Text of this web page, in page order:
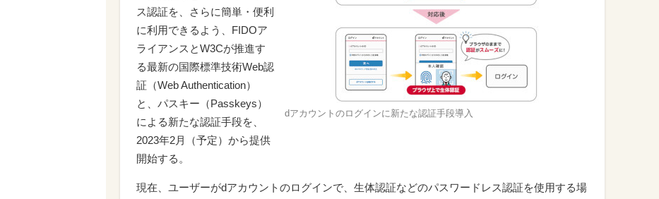
dアカウントのログインに新たな認証手段導入
ス認証を、さらに簡単・便利
に利用できるよう、FIDOア
ライアンスとW3Cが推進す
る最新の国際標準技術Web認
証（Web Authentication）
と、パスキー（Passkeys）
による新たな認証手段を、
2023年2月（予定）から提供
開始する。
現在、ユーザーがdアカウントのログインで、生体認証などのパスワードレス認証を使用する場